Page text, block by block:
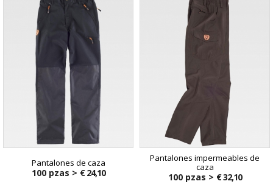
Pantalones de caza
100 pzas > € 24,10
Pantalones impermeables de
caza
100 pzas > € 32,10